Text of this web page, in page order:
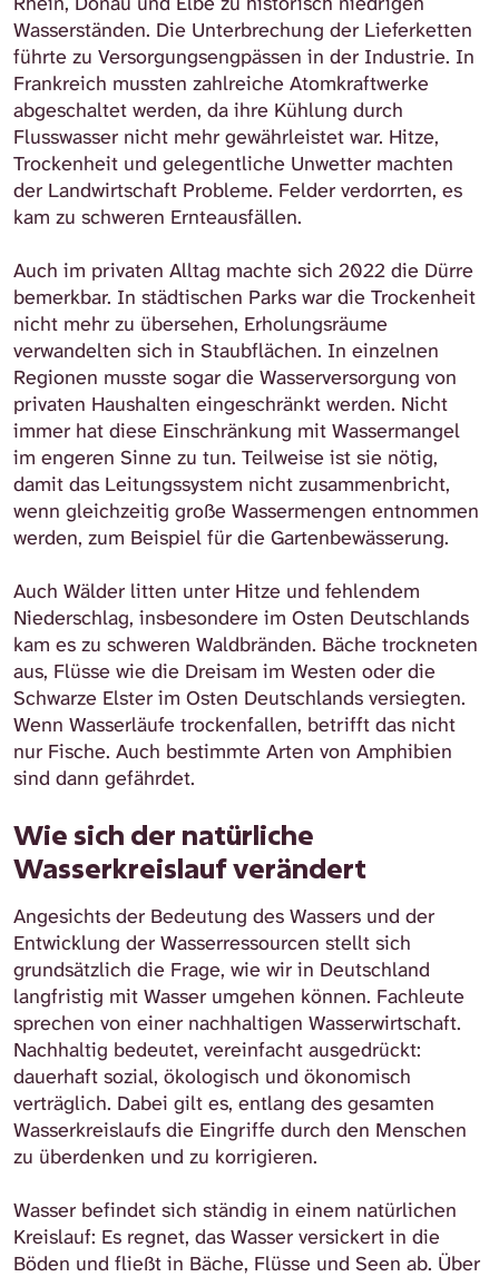
Wasserständen. Die Unterbrechung der Lieferketten
führte zu Versorgungsengpässen in der Industrie. In
Frankreich mussten zahlreiche Atomkraftwerke
abgeschaltet werden, da ihre Kühlung durch
Flusswasser nicht mehr gewährleistet war. Hitze,
Trockenheit und gelegentliche Unwetter machten
der Landwirtschaft Probleme. Felder verdorrten, es
kam zu schweren Ernteausfällen.
Auch im privaten Alltag machte sich 2022 die Dürre
bemerkbar. In städtischen Parks war die Trockenheit
nicht mehr zu übersehen, Erholungsräume
verwandelten sich in Staubflächen. In einzelnen
Regionen musste sogar die Wasserversorgung von
privaten Haushalten eingeschränkt werden. Nicht
immer hat diese Einschränkung mit Wassermangel
im engeren Sinne zu tun. Teilweise ist sie nötig,
damit das Leitungssystem nicht zusammenbricht,
wenn gleichzeitig große Wassermengen entnommen
werden, zum Beispiel für die Gartenbewässerung.
Auch Wälder litten unter Hitze und fehlendem
Niederschlag, insbesondere im Osten Deutschlands
kam es zu schweren Waldbränden. Bäche trockneten
aus, Flüsse wie die Dreisam im Westen oder die
Schwarze Elster im Osten Deutschlands versiegten.
Wenn Wasserläufe trockenfallen, betrifft das nicht
nur Fische. Auch bestimmte Arten von Amphibien
sind dann gefährdet.
Wie sich der natürliche
Wasserkreislauf verändert
Angesichts der Bedeutung des Wassers und der
Entwicklung der Wasserressourcen stellt sich
grundsätzlich die Frage, wie wir in Deutschland
langfristig mit Wasser umgehen können. Fachleute
sprechen von einer nachhaltigen Wasserwirtschaft.
Nachhaltig bedeutet, vereinfacht ausgedrückt:
dauerhaft sozial, ökologisch und ökonomisch
verträglich. Dabei gilt es, entlang des gesamten
Wasserkreislaufs die Eingriffe durch den Menschen
zu überdenken und zu korrigieren.
Wasser befindet sich ständig in einem natürlichen
Kreislauf: Es regnet, das Wasser versickert in die
Böden und fließt in Bäche, Flüsse und Seen ab. Über